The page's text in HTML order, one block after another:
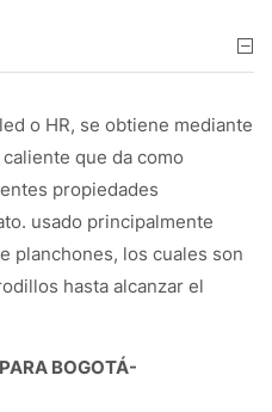
o HR, se obtiene mediante
que da como
propiedades
usado principalmente
planchones, los cuales son
hasta alcanzar el
BOGOTÁ-